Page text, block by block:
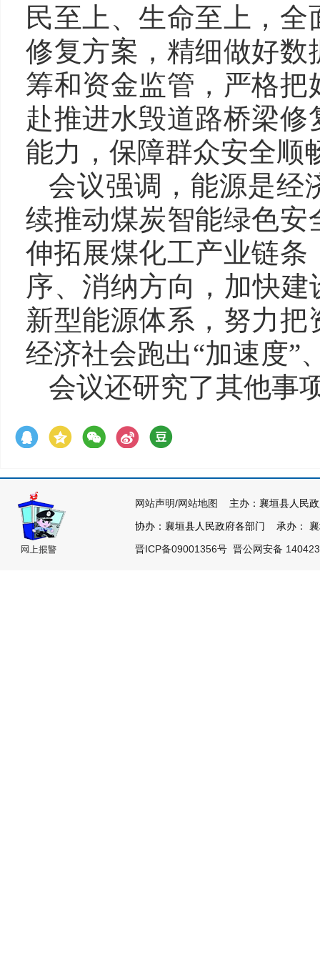
民至上、生命至上，
修复方案，精细做好
筹和资金监管，严格
赴推进水毁道路桥梁
能力，保障群众安全顺
会议强调，能源是经
续推动煤炭智能绿色
伸拓展煤化工产业链
序、消纳方向，加快
新型能源体系，努力
经济社会跑出“加速度”
会议还研究了其他事
网站声明/网站地图
主办：襄垣县人民
协办：襄垣县人民政府各部门 承办：
晋ICP备09001356号 晋公网安备